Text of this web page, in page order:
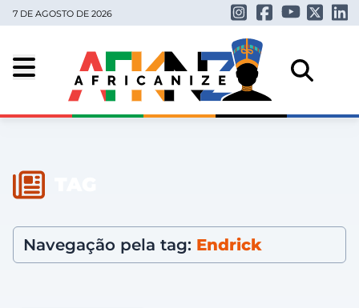
7 DE AGOSTO DE 2026
Navegação pela tag: Endrick